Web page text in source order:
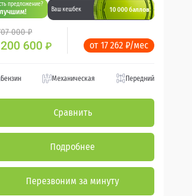
предложение?
Ваш кешбек 10 000 баллов
000 ₽
600 ₽ от 17 262 ₽/мес
Бензин Механическая Передний
Сравнить
Подробнее
Перезвоним за минуту